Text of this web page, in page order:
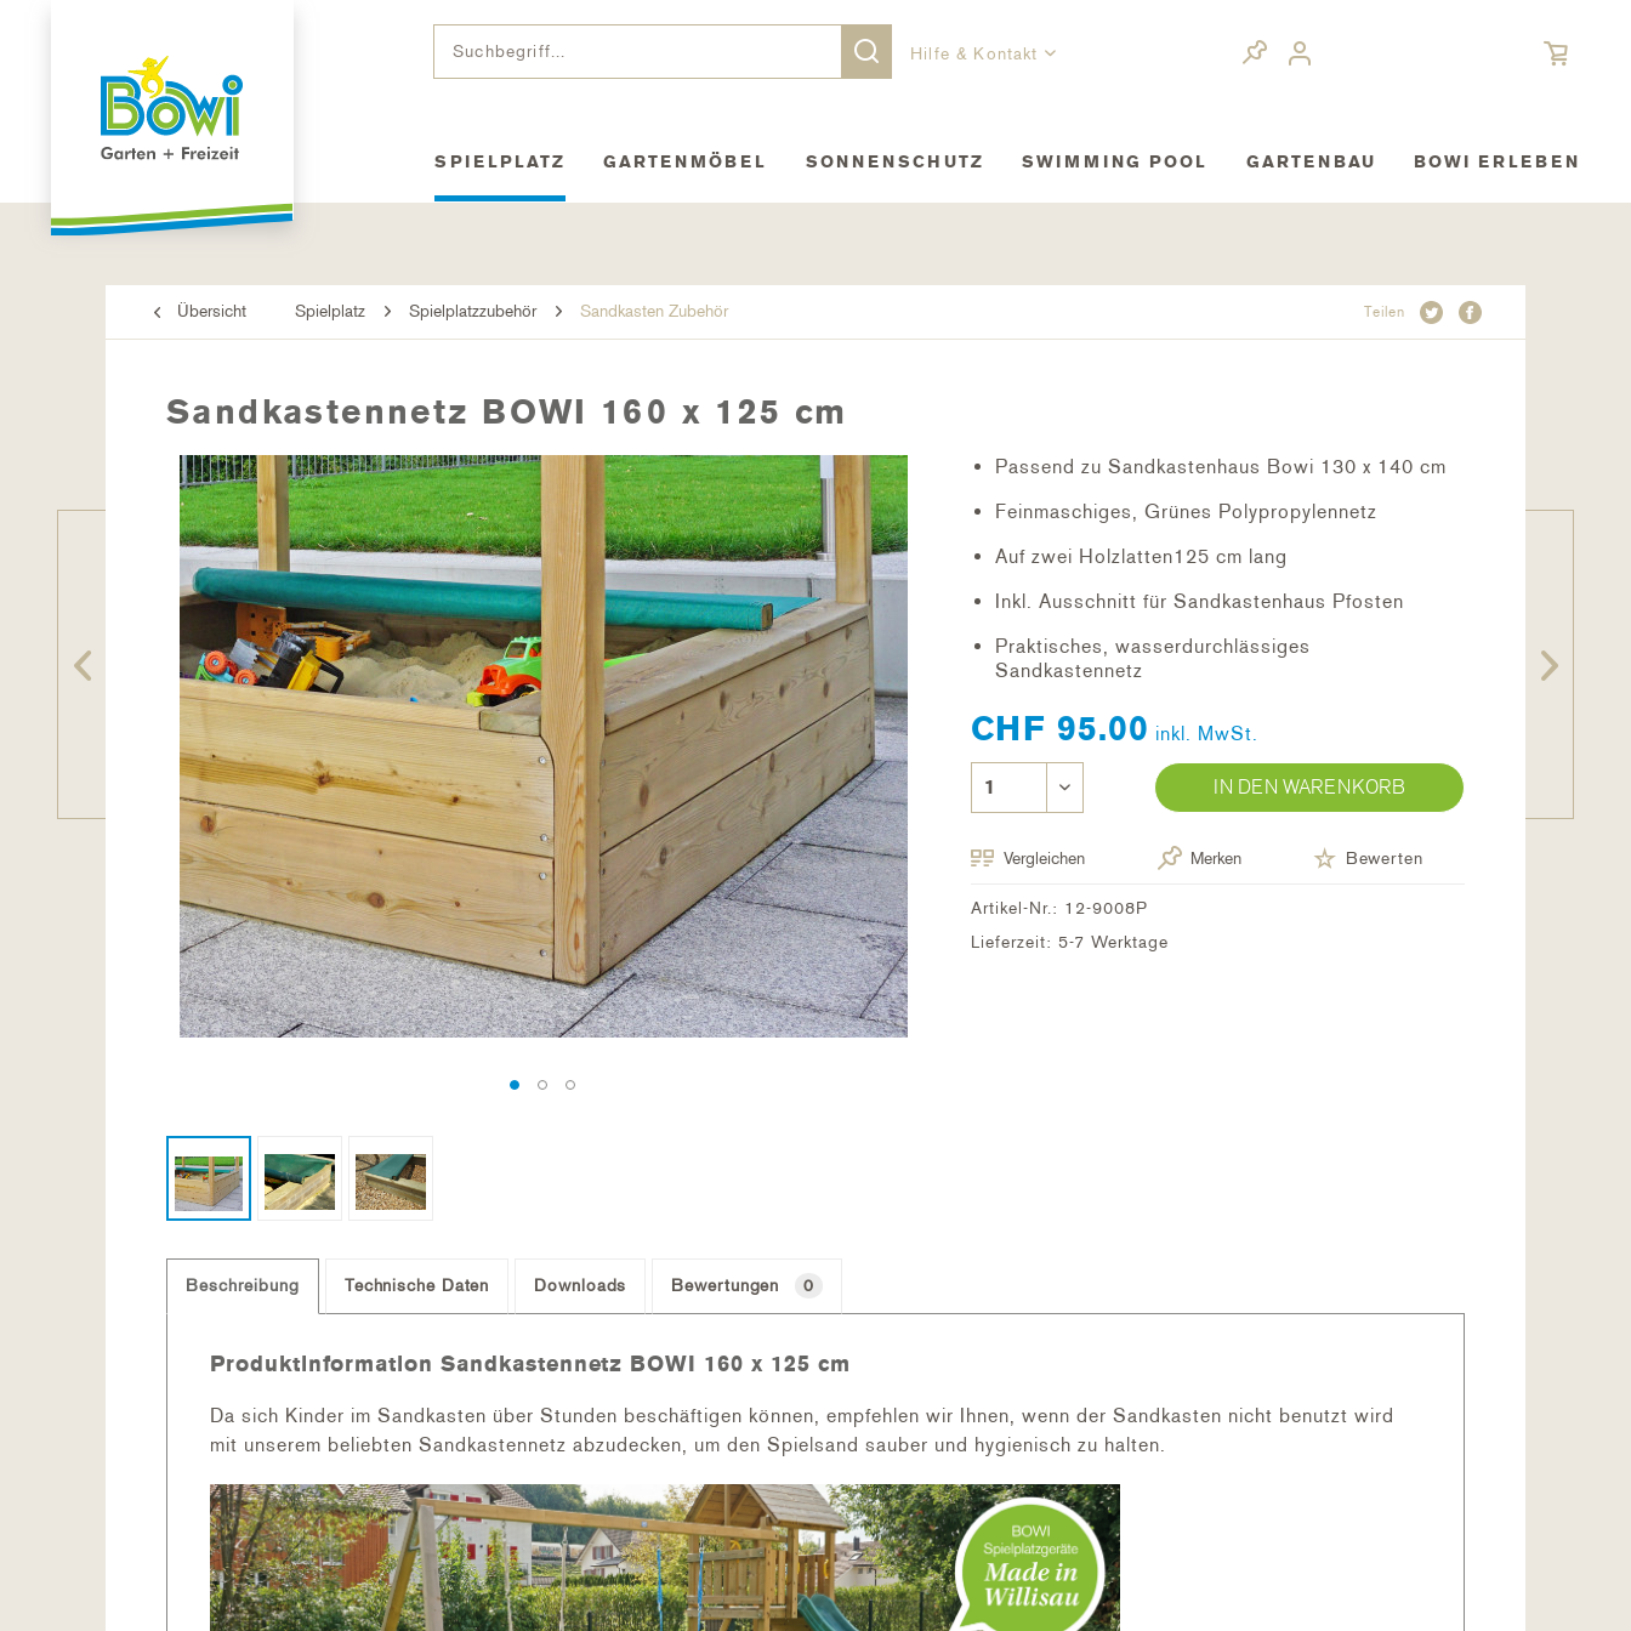
Hilfe & Kontakt
SPIELPLATZ GARTENMÖBEL SONNENSCHUTZ SWIMMING POOL GARTENBAU BOWI ERLEBEN
Übersicht Spielplatz Spielplatzzubehör Sandkasten Zubehör Teilen
Sandkastennetz BOWI 160 x 125 cm
Passend zu Sandkastenhaus Bowi 130 x 140 cm
Feinmaschiges, Grünes Polypropylennetz
Auf zwei Holzlatten125 cm lang
Inkl. Ausschnitt für Sandkastenhaus Pfosten
Praktisches, wasserdurchlässiges
Sandkastennetz
CHF 95.00 inkl. MwSt.
IN DEN WARENKORB
Vergleichen Merken Bewerten
Artikel-Nr.: 12-9008P
Lieferzeit: 5-7 Werktage
Beschreibung Technische Daten Downloads Bewertungen 0
Produktinformation Sandkastennetz BOWI 160 x 125 cm
Da sich Kinder im Sandkasten über Stunden beschäftigen können, empfehlen wir Ihnen, wenn der Sandkasten nicht benutzt wird
mit unserem beliebten Sandkastennetz abzudecken, um den Spielsand sauber und hygienisch zu halten.